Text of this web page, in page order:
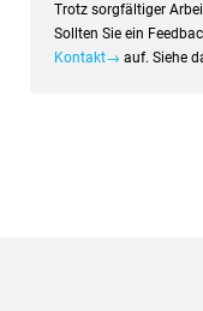
Trotz sorgfältiger
Sollten Sie ein
Kontakt→ auf. Siehe